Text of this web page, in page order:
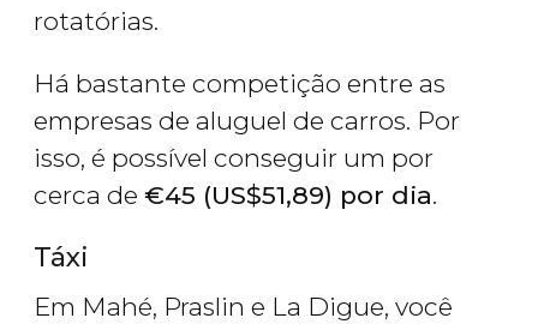
rotatórias.
Há bastante competição entre as
empresas de aluguel de carros. Por
isso, é possível conseguir um por
cerca de €45 (US$51,89) por dia.
Táxi
Em Mahé, Praslin e La Digue, você